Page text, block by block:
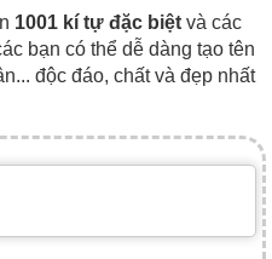
1001 kí tự đặc biệt và các
bạn có thể dễ dàng tạo tên
độc đáo, chất và đẹp nhất